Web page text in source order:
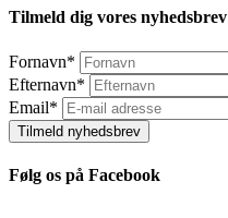
Tilmeld dig vores nyhedsbrev
Fornavn*
Efternavn*
Email*
Tilmeld nyhedsbrev
Følg os på Facebook